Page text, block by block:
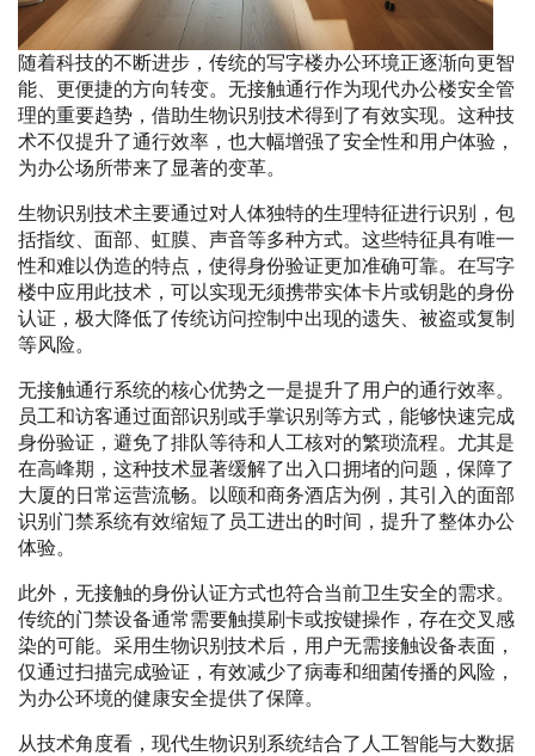
随着科技的不断进步，传统的写字楼办公环境正逐渐向更智
能、更便捷的方向转变。无接触通行作为现代办公楼安全管
理的重要趋势，借助生物识别技术得到了有效实现。这种技
术不仅提升了通行效率，也大幅增强了安全性和用户体验，
为办公场所带来了显著的变革。
生物识别技术主要通过对人体独特的生理特征进行识别，包
括指纹、面部、虹膜、声音等多种方式。这些特征具有唯一
性和难以伪造的特点，使得身份验证更加准确可靠。在写字
楼中应用此技术，可以实现无须携带实体卡片或钥匙的身份
认证，极大降低了传统访问控制中出现的遗失、被盗或复制
等风险。
无接触通行系统的核心优势之一是提升了用户的通行效率。
员工和访客通过面部识别或手掌识别等方式，能够快速完成
身份验证，避免了排队等待和人工核对的繁琐流程。尤其是
在高峰期，这种技术显著缓解了出入口拥堵的问题，保障了
大厦的日常运营流畅。以颐和商务酒店为例，其引入的面部
识别门禁系统有效缩短了员工进出的时间，提升了整体办公
体验。
此外，无接触的身份认证方式也符合当前卫生安全的需求。
传统的门禁设备通常需要触摸刷卡或按键操作，存在交叉感
染的可能。采用生物识别技术后，用户无需接触设备表面，
仅通过扫描完成验证，有效减少了病毒和细菌传播的风险，
为办公环境的健康安全提供了保障。
从技术角度看，现代生物识别系统结合了人工智能与大数据